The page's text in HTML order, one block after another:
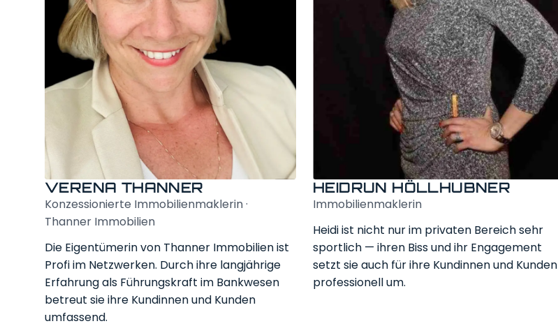
VERENA THANNER
Konzessionierte Immobilien­maklerin ·
Thanner Immobilien
Die Eigentümerin von Thanner Immobilien ist
Profi im Netzwerken. Durch ihre langjährige
Erfahrung als Führungskraft im Bankwesen
betreut sie ihre Kundinnen und Kunden
umfassend.
HEIDRUN HÖLLHUBNER
Immobilien­maklerin
Heidi ist nicht nur im privaten Bereich sehr
sportlich — ihren Biss und ihr Engagement
setzt sie auch für ihre Kundinnen und Kunden
professionell um.